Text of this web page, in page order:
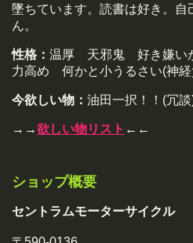
墜ちています。読書は好き。
ん。
性格： 温厚 天邪鬼 好き嫌い
力高め 何かと小うるさい(神経
今欲しい物： 油田一択！！(冗
→→欲しい物リスト ←←
ショップ概要
セントラムモーターサイクル